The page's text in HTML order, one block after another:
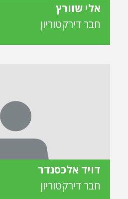
אלי שוורץ
חבר דירקטוריון
דויד אלכסנדר
חבר דירקטוריון